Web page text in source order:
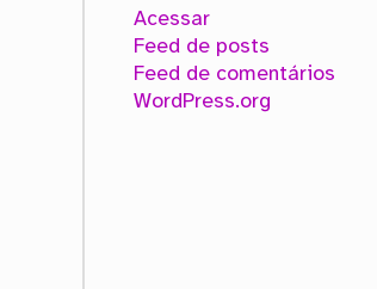
Acessar
Feed de posts
Feed de comentários
WordPress.org